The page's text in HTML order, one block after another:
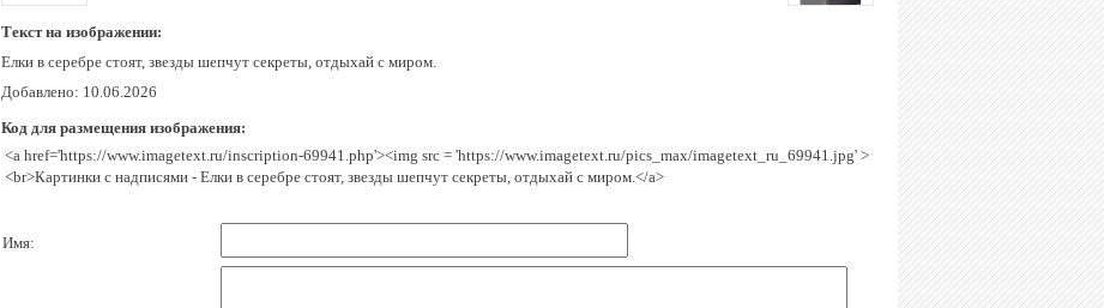
Текст на изображении:
Елки в серебре стоят, звезды шепчут секреты, отдыхай с миром.
Добавлено: 10.06.2026
Код для размещения изображения:
<a href='https://www.imagetext.ru/inscription-69941.php'><img src = 'https://www.imagetext.ru/pics_max/imagetext_ru_69941.jpg' >
<br>Картинки с надписями - Елки в серебре стоят, звезды шепчут секреты, отдыхай с миром.</a>
Имя: